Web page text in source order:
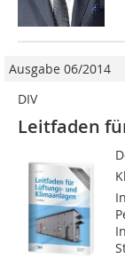
Ausgabe 06/2014
DIV
Leitfaden